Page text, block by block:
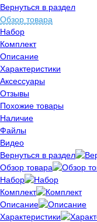
Вернуться в раздел
Обзор товара
Набор
Комплект
Описание
Характеристики
Аксессуары
Отзывы
Похожие товары
Наличие
Файлы
Видео
Вернуться в раздел
Обзор товара
Набор
Комплект
Описание
Характеристики